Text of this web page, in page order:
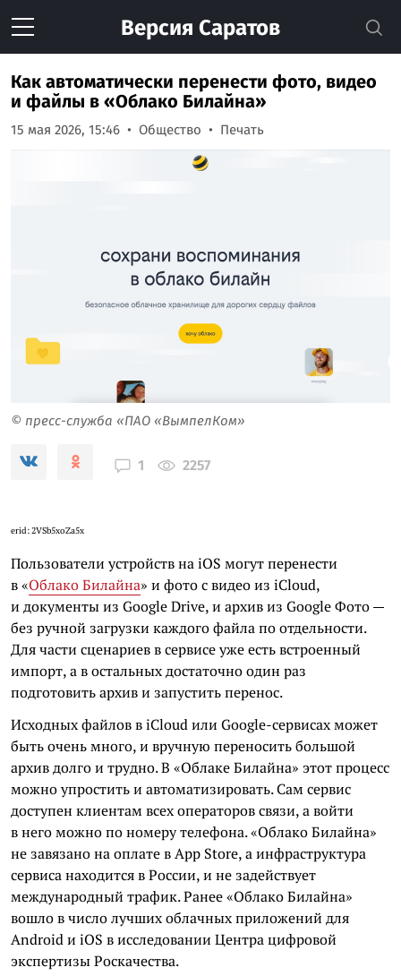
Версия Саратов
Как автоматически перенести фото, видео
и файлы в «Облако Билайна»
15 мая 2026, 15:46 Общество Печать
© пресс-служба «ПАО «ВымпелКом»
1 2257
erid: 2VSb5xoZa5x
Пользователи устройств на iOS могут перенести
в «Облако Билайна» и фото с видео из iCloud,
и документы из Google Drive, и архив из Google Фото —
без ручной загрузки каждого файла по отдельности.
Для части сценариев в сервисе уже есть встроенный
импорт, а в остальных достаточно один раз
подготовить архив и запустить перенос.
Исходных файлов в iCloud или Google-сервисах может
быть очень много, и вручную переносить большой
архив долго и трудно. В «Облаке Билайна» этот процесс
можно упростить и автоматизировать. Сам сервис
доступен клиентам всех операторов связи, а войти
в него можно по номеру телефона. «Облако Билайна»
не завязано на оплате в App Store, а инфраструктура
сервиса находится в России, и не задействует
международный трафик. Ранее «Облако Билайна»
вошло в число лучших облачных приложений для
Android и iOS в исследовании Центра цифровой
экспертизы Роскачества.